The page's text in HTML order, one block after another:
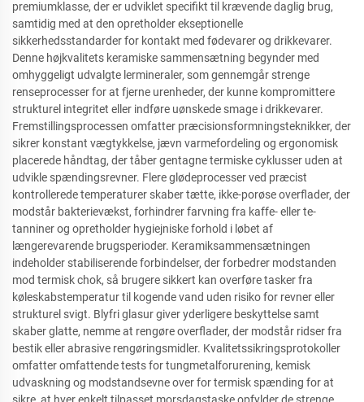
premiumklasse, der er udviklet specifikt til krævende daglig brug,
samtidig med at den opretholder ekseptionelle
sikkerhedsstandarder for kontakt med fødevarer og drikkevarer.
Denne højkvalitets keramiske sammensætning begynder med
omhyggeligt udvalgte lermineraler, som gennemgår strenge
renseprocesser for at fjerne urenheder, der kunne kompromittere
strukturel integritet eller indføre uønskede smage i drikkevarer.
Fremstillingsprocessen omfatter præcisionsformningsteknikker, der
sikrer konstant vægtykkelse, jævn varmefordeling og ergonomisk
placerede håndtag, der tåber gentagne termiske cyklusser uden at
udvikle spændingsrevner. Flere glødeprocesser ved præcist
kontrollerede temperaturer skaber tætte, ikke-porøse overflader, der
modstår bakterievækst, forhindrer farvning fra kaffe- eller te-
tanniner og opretholder hygiejniske forhold i løbet af
længerevarende brugsperioder. Keramiksammensætningen
indeholder stabiliserende forbindelser, der forbedrer modstanden
mod termisk chok, så brugere sikkert kan overføre tasker fra
køleskabstemperatur til kogende vand uden risiko for revner eller
strukturel svigt. Blyfri glasur giver yderligere beskyttelse samt
skaber glatte, nemme at rengøre overflader, der modstår ridser fra
bestik eller abrasive rengøringsmidler. Kvalitetssikringsprotokoller
omfatter omfattende tests for tungmetalforurening, kemisk
udvaskning og modstandsevne over for termisk spænding for at